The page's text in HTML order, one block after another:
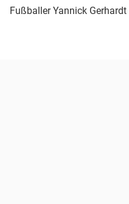
Fußballer Yannick